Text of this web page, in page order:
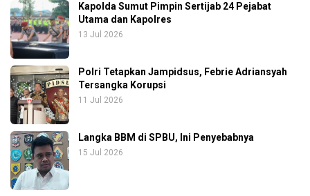
Kapolda Sumut Pimpin Sertijab 24 Pejabat
Utama dan Kapolres
13 Jul 2026
Polri Tetapkan Jampidsus, Febrie Adriansyah
Tersangka Korupsi
11 Jul 2026
Langka BBM di SPBU, Ini Penyebabnya
15 Jul 2026